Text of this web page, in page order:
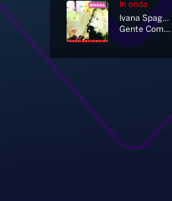
In onda
Ivana Spagna
Gente Come Noi